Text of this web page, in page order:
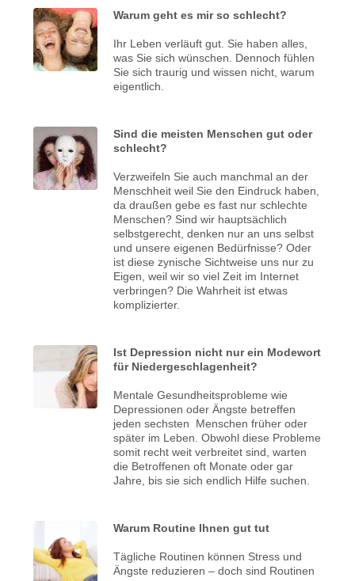
Warum geht es mir so schlecht?
Ihr Leben verläuft gut. Sie haben alles,
was Sie sich wünschen. Dennoch fühlen
Sie sich traurig und wissen nicht, warum
eigentlich.
Sind die meisten Menschen gut oder
schlecht?
Verzweifeln Sie auch manchmal an der
Menschheit weil Sie den Eindruck haben,
da draußen gebe es fast nur schlechte
Menschen? Sind wir hauptsächlich
selbstgerecht, denken nur an uns selbst
und unsere eigenen Bedürfnisse? Oder
ist diese zynische Sichtweise uns nur zu
Eigen, weil wir so viel Zeit im Internet
verbringen? Die Wahrheit ist etwas
komplizierter.
Ist Depression nicht nur ein Modewort
für Niedergeschlagenheit?
Mentale Gesundheitsprobleme wie
Depressionen oder Ängste betreffen
jeden sechsten Menschen früher oder
später im Leben. Obwohl diese Probleme
somit recht weit verbreitet sind, warten
die Betroffenen oft Monate oder gar
Jahre, bis sie sich endlich Hilfe suchen.
Warum Routine Ihnen gut tut
Tägliche Routinen können Stress und
Ängste reduzieren – doch sind Routinen